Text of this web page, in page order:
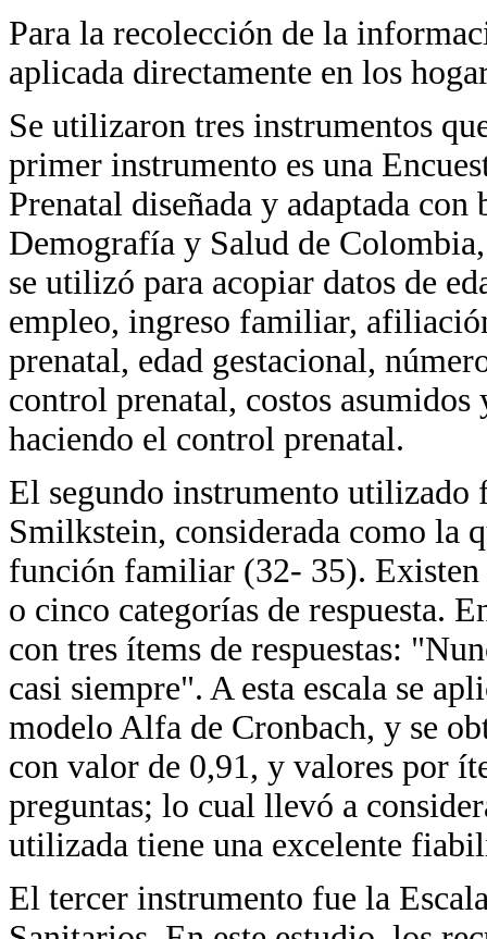
Para la recolección de la
aplicada directamente en los
Se utilizaron tres instrumentos
primer instrumento es una
Prenatal diseñada y adaptada
Demografía y Salud de
se utilizó para acopiar datos de
empleo, ingreso familiar,
prenatal, edad gestacional,
control prenatal, costos asumidos
haciendo el control prenatal.
El segundo instrumento utilizado
Smilkstein, considerada como la
función familiar (32- 35). Existen
o cinco categorías de respuesta.
con tres ítems de respuestas:
casi siempre". A esta escala se
modelo Alfa de Cronbach, y se
con valor de 0,91, y valores por
preguntas; lo cual llevó a
utilizada tiene una excelente
El tercer instrumento fue la